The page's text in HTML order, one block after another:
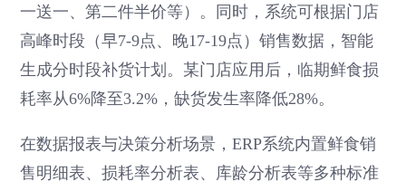
一送一、第二件半价等）。同时，系统可根据门店
高峰时段（早7-9点、晚17-19点）销售数据，智能
生成分时段补货计划。某门店应用后，临期鲜食损
耗率从6%降至3.2%，缺货发生率降低28%。
在数据报表与决策分析场景，ERP系统内置鲜食销
售明细表、损耗率分析表、库龄分析表等多种标准